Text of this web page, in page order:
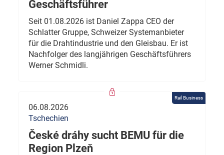
Geschäftsführer
Seit 01.08.2026 ist Daniel Zappa CEO der
Schlatter Gruppe, Schweizer Systemanbieter
für die Drahtindustrie und den Gleisbau. Er ist
Nachfolger des langjährigen Geschäftsführers
Werner Schmidli.
Rail Business
06.08.2026
Tschechien
České dráhy sucht BEMU für die
Region Plzeň